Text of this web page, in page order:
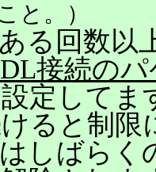
と。）
る回数以
DL接続の
定してま
ると制限
しばらく